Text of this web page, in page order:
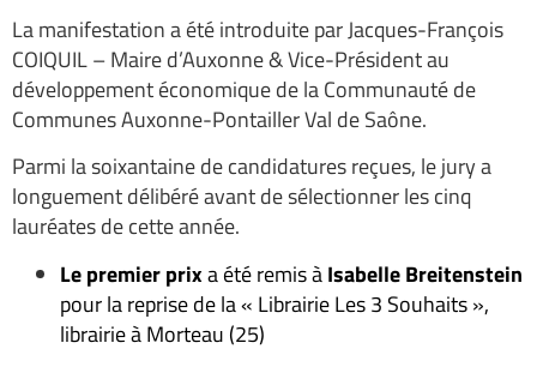
La manifestation a été introduite par Jacques-François
COIQUIL – Maire d’Auxonne & Vice-Président au
développement économique de la Communauté de
Communes Auxonne-Pontailler Val de Saône.
Parmi la soixantaine de candidatures reçues, le jury a
longuement délibéré avant de sélectionner les cinq
lauréates de cette année.
Le premier prixa été remis àIsabelle Breitenstein
pour la reprise de la « Librairie Les 3 Souhaits »,
librairie à Morteau (25)